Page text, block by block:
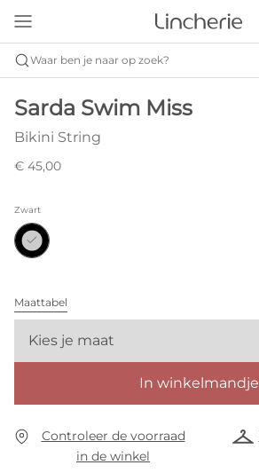
Waar ben je naar op zoek?
Sarda Swim Miss
Bikini String
€ 45,00
Zwart
Maattabel
Kies je maat
In winkelmandje
Controleer de voorraad
in de winkel